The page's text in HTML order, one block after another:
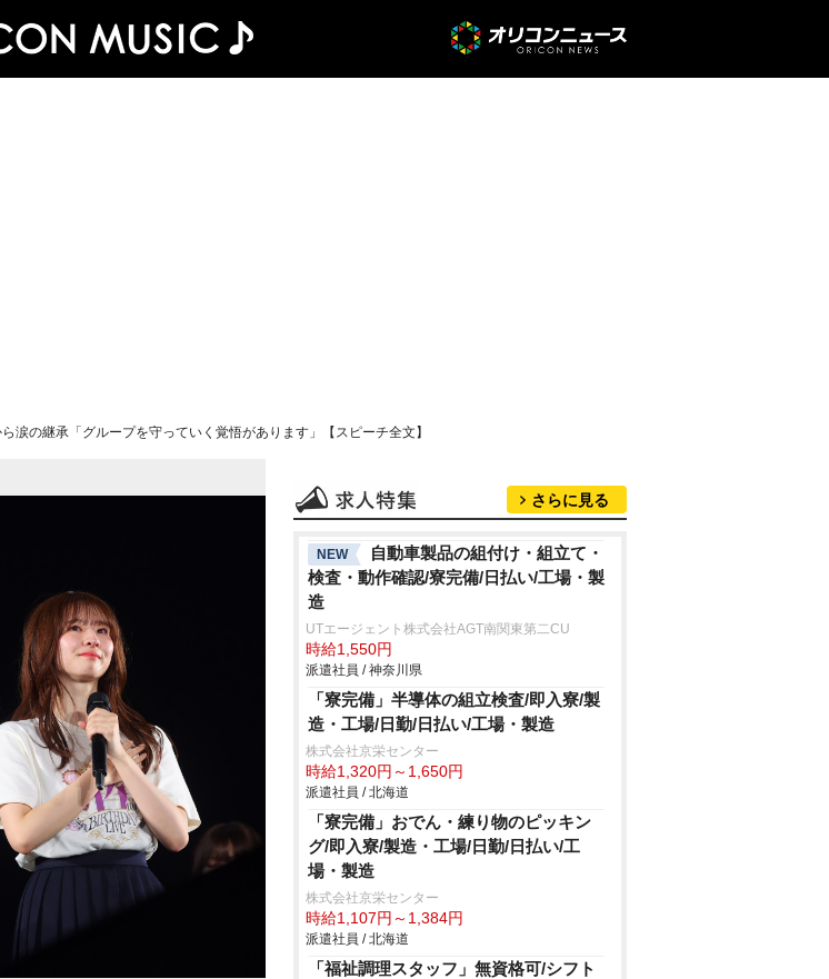
涙の継承「グループを守っていく覚悟があります」【スピーチ全文】
さらに見る
NEW
自動車製品の組付け・組立て・
検査・動作確認/寮完備/日払い/工場・製
造
UTエージェント株式会社AGT南関東第二CU
時給1,550円
派遣社員 / 神奈川県
「寮完備」半導体の組立検査/即入寮/製
造・工場/日勤/日払い/工場・製造
株式会社京栄センター
時給1,320円～1,650円
派遣社員 / 北海道
「寮完備」おでん・練り物のピッキン
グ/即入寮/製造・工場/日勤/日払い/工
場・製造
株式会社京栄センター
時給1,107円～1,384円
派遣社員 / 北海道
「福祉調理スタッフ」無資格可/シフト